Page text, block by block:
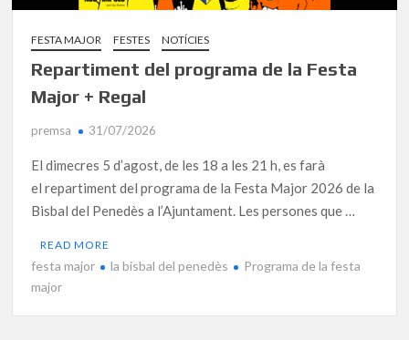
FESTA MAJOR FESTES NOTÍCIES
Repartiment del programa de la Festa
Major + Regal
premsa 31/07/2026
El dimecres 5 d’agost, de les 18 a les 21 h, es farà
el repartiment del programa de la Festa Major 2026 de la
Bisbal del Penedès a l’Ajuntament. Les persones que …
READ MORE
festa major la bisbal del penedès
Programa de la festa
major